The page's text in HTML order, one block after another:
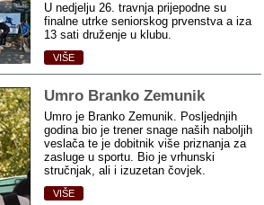
U nedjelju 26. travnja prijepodne su
finalne utrke seniorskog prvenstva a iza
13 sati druženje u klubu.
VIŠE
Umro Branko Zemunik
Umro je Branko Zemunik. Posljednjih
godina bio je trener snage naših naboljih
veslača te je dobitnik više priznanja za
zasluge u sportu. Bio je vrhunski
stručnjak, ali i izuzetan čovjek.
VIŠE